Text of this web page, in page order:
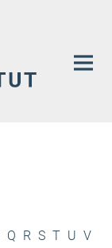
Q R S T U V